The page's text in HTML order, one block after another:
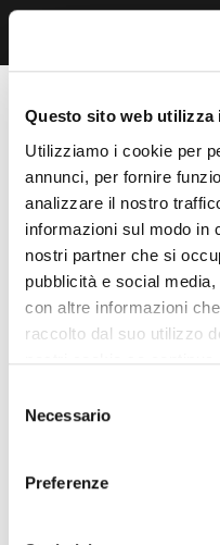
Questo sito web utilizza
Utilizziamo i cookie per
annunci, per fornire
analizzare il nostro
informazioni sul modo in
nostri partner che si
pubblicità e social
con altre informazioni
raccolto dal suo utilizzo
delNecessario
Preferenze